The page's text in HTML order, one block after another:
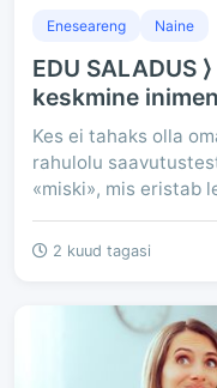
Eneseareng Naine
EDU SALADUS
keskmine
Kes ei tahaks olla
rahulolu
«miski», mis eristab
2 kuud tagasi